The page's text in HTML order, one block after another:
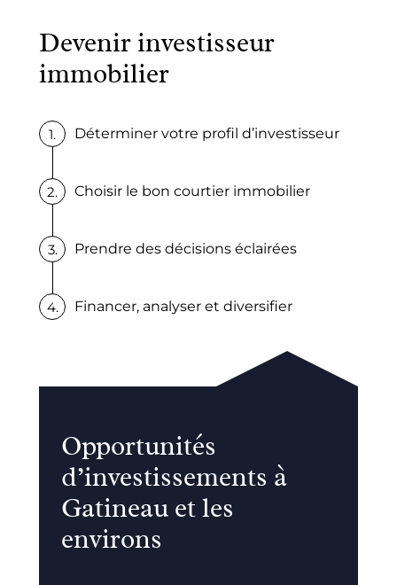
Devenir investisseur
immobilier
Déterminer votre profil d’investisseur
Choisir le bon courtier immobilier
Prendre des décisions éclairées
Financer, analyser et diversifier
Opportunités
d’investissements à
Gatineau et les
environs